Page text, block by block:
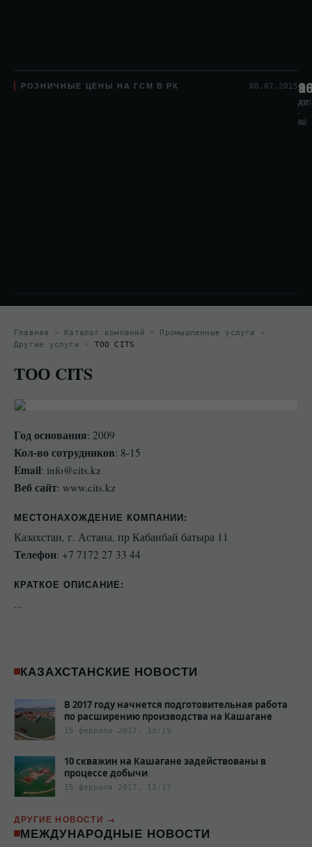
РОЗНИЧНЫЕ ЦЕНЫ НА ГСМ В РК 08.07.2015
АИ
-
80
АИ
-
92
ДТЛ
Главная » Каталог компаний » Промышленные услуги
»
Другие услуги » ТОО CITS
ТОО CITS
Год основания: 2009
Кол-во сотрудников: 8-15
Email: info@cits.kz
Веб сайт: www.cits.kz
МЕСТОНАХОЖДЕНИЕ КОМПАНИИ:
Казахстан, г. Астана, пр Кабанбай батыра 11
Телефон: +7 7172 27 33 44
КРАТКОЕ ОПИСАНИЕ:
...
КАЗАХСТАНСКИЕ НОВОСТИ
В 2017 году начнется подготовительная работа
по расширению производства на Кашагане
15 февраля 2017, 13:19
10 скважин на Кашагане задействованы в
процессе добычи
15 февраля 2017, 13:17
ДРУГИЕ НОВОСТИ
МЕЖДУНАРОДНЫЕ НОВОСТИ